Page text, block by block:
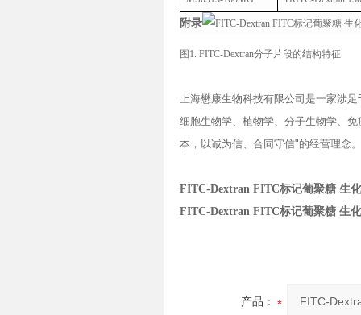
附录
图 1. FITC-Dextran分子片段的结构特征
上海懋康生物科技有限公司是一家涉
细胞生物学、植物学、分子生物学、
本，以诚为信、合同守信"的经营理念
FITC-Dextran FITC标记葡聚糖 生
FITC-Dextran FITC标记葡聚糖 生
产品：